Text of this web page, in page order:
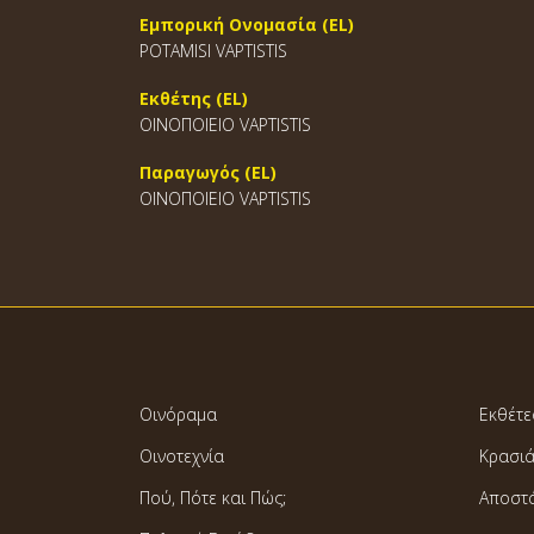
Εμπορική Ονομασία (EL)
POTAMISI VAPTISTIS
Εκθέτης (EL)
ΟΙΝΟΠΟΙΕΙΟ VAPTISTIS
Παραγωγός (EL)
ΟΙΝΟΠΟΙΕΙΟ VAPTISTIS
Οινόραμα
Οινοτεχνία
Πού, Πότε και Πώς;
Κρασιά